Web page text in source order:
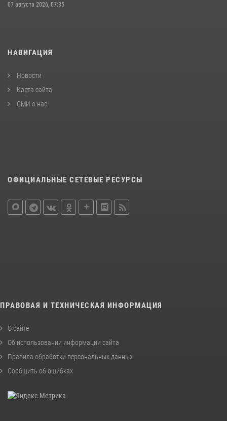
07 августа 2026, 07:35
НАВИГАЦИЯ
Новости
Карта сайта
СМИ о нас
ОФИЦИАЛЬНЫЕ СЕТЕВЫЕ РЕСУРСЫ
ПРАВОВАЯ И ТЕХНИЧЕСКАЯ ИНФОРМАЦИЯ
О сайте
Об использовании информации сайта
Правила обработки персональных данных
Сообщить об ошибках